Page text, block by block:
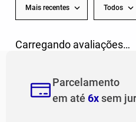
AVALIAÇÕES
Carregando…
Faça login para